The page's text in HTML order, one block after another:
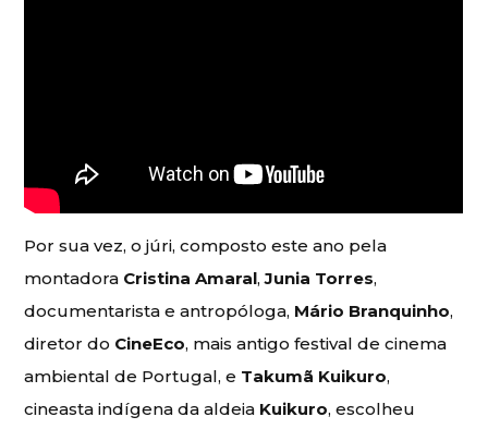
Por sua vez, o júri, composto este ano pela
montadora Cristina Amaral,Junia Torres,
documentarista e antropóloga, Mário Branquinho,
diretor do CineEco, mais antigo festival de cinema
ambiental de Portugal, e Takumã Kuikuro,
cineasta indígena da aldeia Kuikuro, escolheu